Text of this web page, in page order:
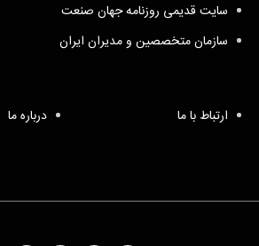
سایت قدیمی روزنامه جهان صنعت
سازمان متخصصین و مدیران ایران
ارتباط با ما درباره ما